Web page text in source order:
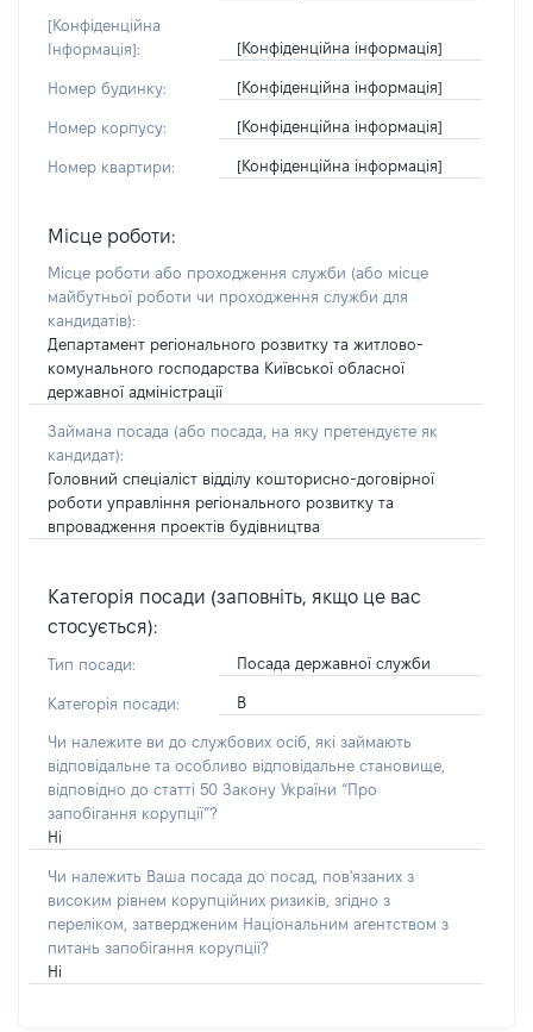
[Конфіденційна
Інформація]:
[Конфіденційна інформація]
Номер будинку: [Конфіденційна інформація]
Номер корпусу: [Конфіденційна інформація]
Номер квартири: [Конфіденційна інформація]
Місце роботи:
Місце роботи або проходження служби (або місце
майбутньої роботи чи проходження служби для
кандидатів):
Департамент регіонального розвитку та житлово-
комунального господарства Київської обласної
державної адміністрації
Займана посада (або посада, на яку претендуєте як
кандидат):
Головний спеціаліст відділу кошторисно-договірної
роботи управління регіонального розвитку та
впровадження проектів будівництва
Категорія посади (заповніть, якщо це вас
стосується):
Тип посади: Посада державної служби
Категорія посади: В
Чи належите ви до службових осіб, які займають
відповідальне та особливо відповідальне становище,
відповідно до статті 50 Закону України “Про
запобігання корупції”?
Ні
Чи належить Ваша посада до посад, пов'язаних з
високим рівнем корупційних ризиків, згідно з
переліком, затвердженим Національним агентством з
питань запобігання корупції?
Ні